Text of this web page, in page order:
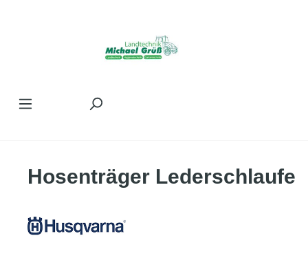
Hosenträger Lederschlaufe